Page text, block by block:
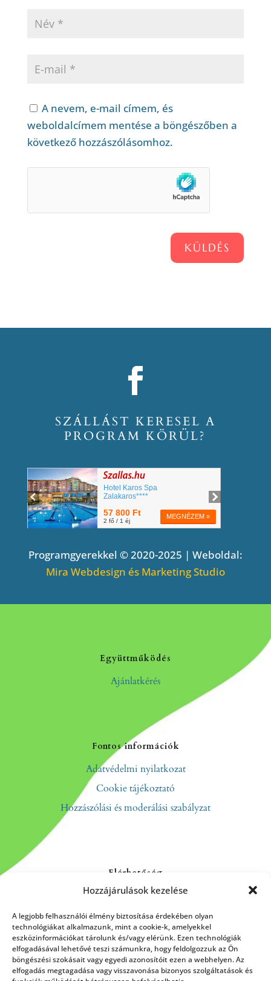
Hozzájárulások kezelése
A legjobb felhasználói élmény biztosítása érdekében olyan
technológiákat alkalmazunk, mint a cookie-k, amelyekkel
eszközinformációkat tárolunk és/vagy elérünk. Ezen technológiák
elfogadásával lehetővé teszi számunkra, hogy feldolgozzuk az Ön
böngészési szokásait vagy egyedi azonosítóit ezen a webhelyen. Az
elfogadás megtagadása vagy visszavonása bizonyos szolgáltatások és
A nevem, e-mail címem, és
weboldalcímem mentése a böngészőben a
következő hozzászólásomhoz.
KÜLDÉS
SZÁLLÁST KERESEL A
PROGRAM KÖRÜL?
Programgyerekkel © 2020-2025 | Weboldal:
Mira Webdesign és Marketing Studio
Együttműködés
Ajánlatkérés
Fontos információk
Adatvédelmi nyilatkozat
Cookie tájékoztató
Hozzászólási és moderálási szabályzat
Elérhetőség
Kapcsolat
Rólunk
HÍRLEVÉL FELIRATKOZÁS